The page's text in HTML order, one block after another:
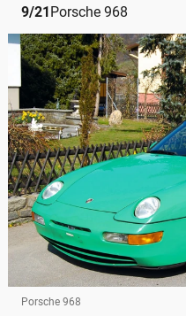
9/21Porsche 968
Porsche 968